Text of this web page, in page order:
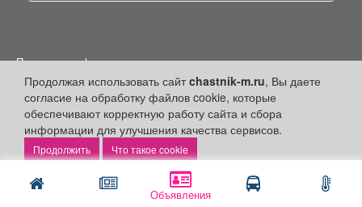
Объявления
Продолжая использовать сайтchastnik-m.ru, Вы даете
согласие на обработку файлов cookie, которые
обеспечивают корректную работу сайта и сбора
информации для улучшения качества сервисов.
Что такое cookie
Политика конфиденциальности
Публикации с пометкой «Реклама», «На правах рекламы»,
«Партнёрский проект» оплачены рекламодателем.
Редакция сайта не несет ответственности за достоверность
информации, содержащейся в рекламных материалах и
объявлениях.
ООО "Частник-М"